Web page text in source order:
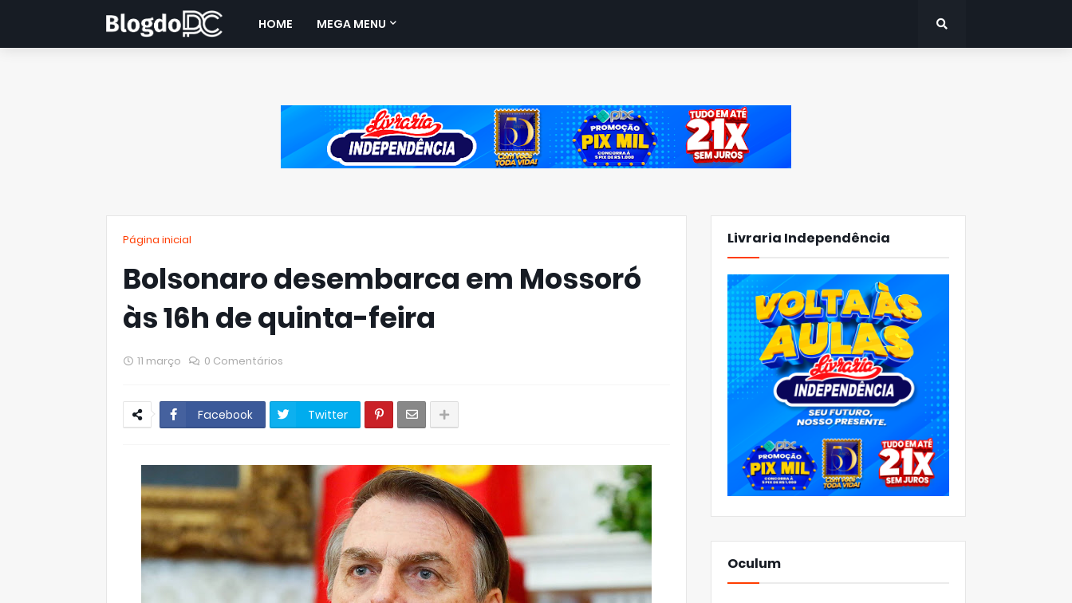
HOME MEGA MENU
Página inicial
Bolsonaro desembarca em Mossoró
às 16h de quinta-feira
11 março 0 Comentários
Facebook Twitter
Livraria Independência
Oculum